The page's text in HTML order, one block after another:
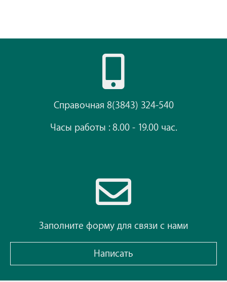
Справочная 8(3843) 324-540
Часы работы : 8.00 - 19.00 час.
Заполните форму для связи с нами
Написать